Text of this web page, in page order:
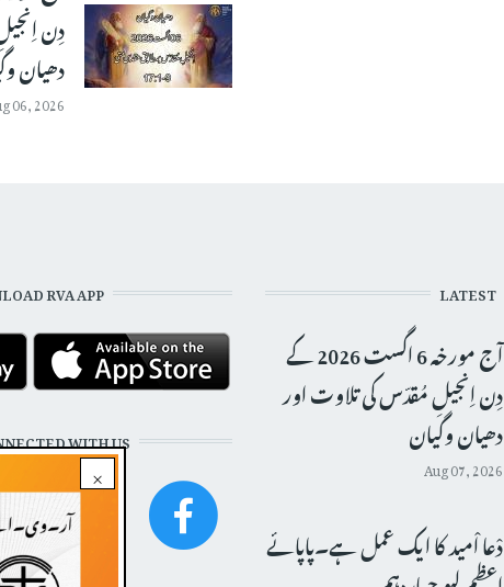
دِن
دھیان
06, 2026
×
LATEST
آج مورخہ 6 اگست 2026 کے
دِن اِنجیلِ مُقدّس کی تلاوت اور
دھیان وگیان
Aug 07, 2026
دْعا اْمید کا ایک عمل ہے۔پاپائے
RVA APP
WITH US!